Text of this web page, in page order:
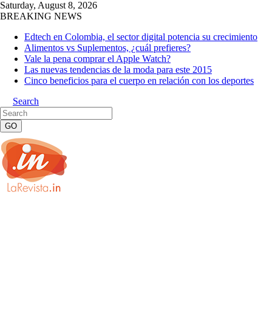
Saturday, August 8, 2026
BREAKING NEWS
Edtech en Colombia, el sector digital potencia su crecimiento
Alimentos vs Suplementos, ¿cuál prefieres?
Vale la pena comprar el Apple Watch?
Las nuevas tendencias de la moda para este 2015
Cinco beneficios para el cuerpo en relación con los deportes
Search